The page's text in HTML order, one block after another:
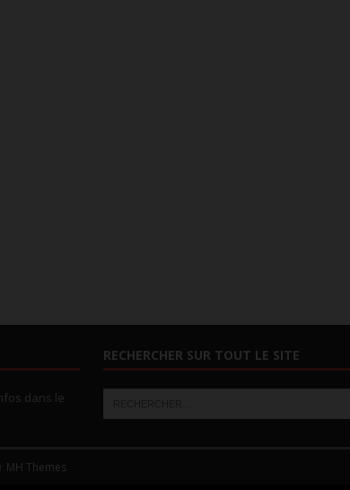
dans le
RECHERCHER SUR TOUT LE SITE
MH Themes